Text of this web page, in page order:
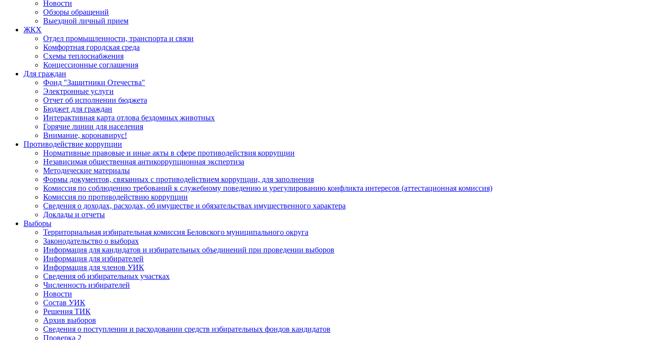
Новости
Обзоры обращений
Выездной личный прием
ЖКХ
Отдел промышленности, транспорта и связи
Комфортная городская среда
Схемы теплоснабжения
Концессионные соглашения
Для граждан
Фонд "Защитники Отечества"
Электронные услуги
Отчет об исполнении бюджета
Бюджет для граждан
Интерактивная карта отлова бездомных животных
Горячие линии для населения
Внимание, коронавирус!
Противодействие коррупции
Нормативные правовые и иные акты в сфере противодействия коррупции
Независимая общественная антикоррупционная экспертиза
Методические материалы
Формы документов, связанных с противодействием коррупции, для заполнения
Комиссия по соблюдению требований к служебному поведению и урегулированию конфликта интересов (аттестационная комиссия)
Комиссия по противодействию коррупции
Сведения о доходах, расходах, об имуществе и обязательствах имущественного характера
Доклады и отчеты
Выборы
Территориальная избирательная комиссия Беловского муниципального округа
Законодательство о выборах
Информация для кандидатов и избирательных объединений при проведении выборов
Информация для избирателей
Информация для членов УИК
Сведения об избирательных участках
Численность избирателей
Новости
Состав УИК
Решения ТИК
Архив выборов
Сведения о поступлении и расходовании средств избирательных фондов кандидатов
Проверка 2